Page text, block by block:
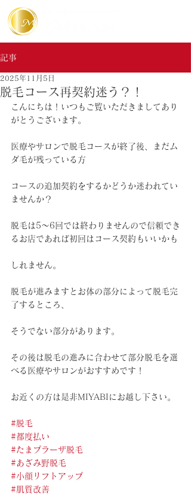
記事
脱毛コース再契約迷う？！
2025年11月5日
こんにちは！いつもご覧いただきましてあり
がとうございます。
医療やサロンで脱毛コースが終了後、まだム
ダ毛が残っている方
コースの追加契約をするかどうか迷われてい
ませんか？
脱毛は5〜6回では終わりませんので信頼でき
るお店であれば初回はコース契約もいいかも
しれません。
脱毛が進みますとお体の部分によって脱毛完
了するところ、
そうでない部分があります。
その後は脱毛の進みに合わせて部分脱毛を選
べる医療やサロンがおすすめです！
お近くの方は是非MIYABIにお越し下さい。
#脱毛
#都度払い
#たまプラーザ脱毛
#あざみ野脱毛
#小顔リフトアップ
#肌質改善